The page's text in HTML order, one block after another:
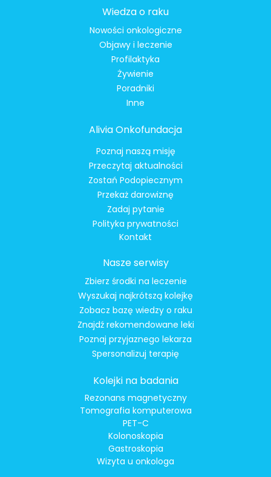
Wiedza o raku
Nowości onkologiczne
Objawy i leczenie
Profilaktyka
Żywienie
Poradniki
Inne
Alivia Onkofundacja
Poznaj naszą misję
Przeczytaj aktualności
Zostań Podopiecznym
Przekaż darowiznę
Zadaj pytanie
Polityka prywatności
Kontakt
Nasze serwisy
Zbierz środki na leczenie
Wyszukaj najkrótszą kolejkę
Zobacz bazę wiedzy o raku
Znajdź rekomendowane leki
Poznaj przyjaznego lekarza
Spersonalizuj terapię
Kolejki na badania
Rezonans magnetyczny
Tomografia komputerowa
PET-C
Kolonoskopia
Gastroskopia
Wizyta u onkologa